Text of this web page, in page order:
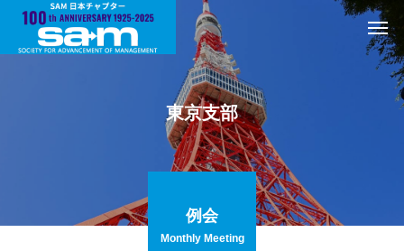
東京支部
例会
Monthly Meeting